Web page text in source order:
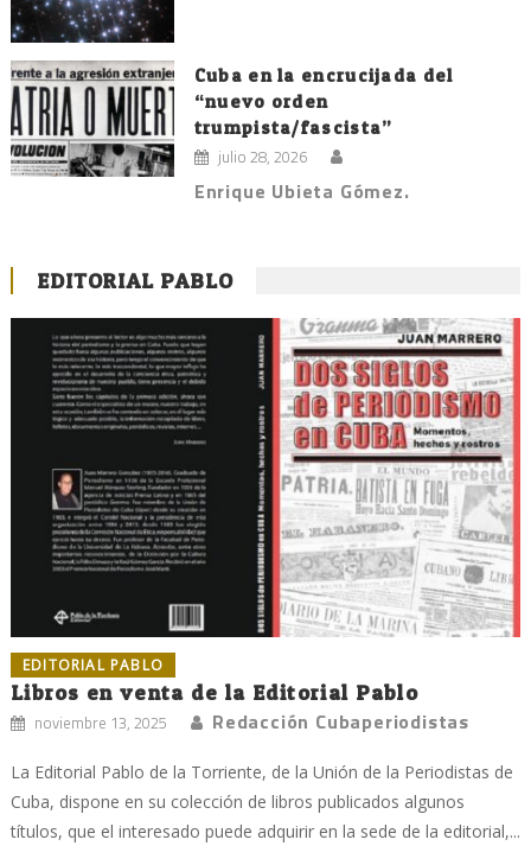
Cuba en la encrucijada del
“nuevo orden
trumpista/fascista”
julio 28, 2026
Enrique Ubieta Gómez.
EDITORIAL PABLO
EDITORIAL PABLO
Libros en venta de la Editorial Pablo
noviembre 13, 2025 Redacción Cubaperiodistas
La Editorial Pablo de la Torriente, de la Unión de la Periodistas de
Cuba, dispone en su colección de libros publicados algunos
títulos, que el interesado puede adquirir en la sede de la editorial,...